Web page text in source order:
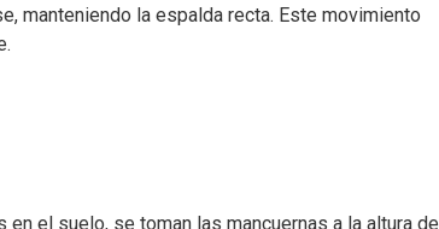
manteniendo la espalda recta. Este movimiento
el suelo, se toman las mancuernas a la altura del